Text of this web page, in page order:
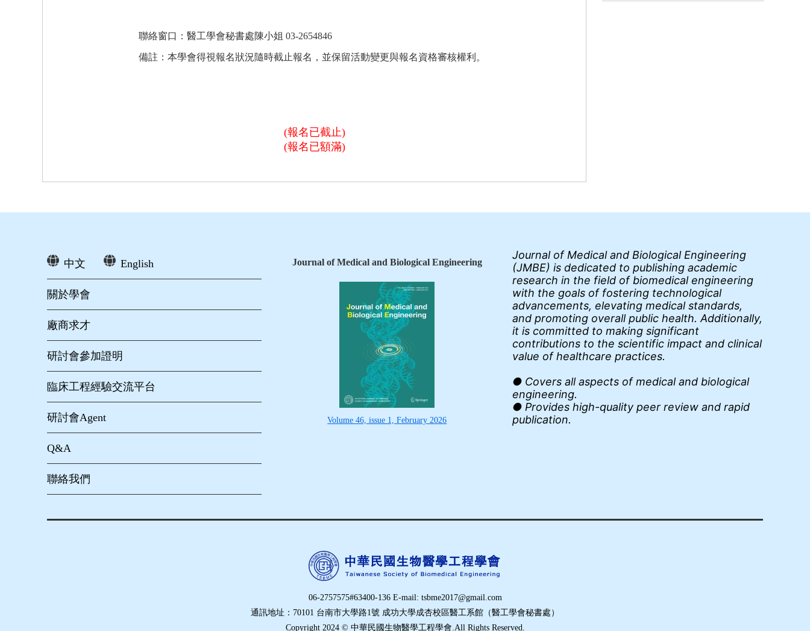
聯絡窗口：醫工學會秘書處陳小姐 03-2654846
備註：本學會得視報名狀況隨時截止報名，並保留活動變更與報名資格審核權利。
(報名已截止)
(報名已額滿)
中文 English
關於學會
廠商求才
研討會參加證明
臨床工程經驗交流平台
研討會Agent
Q&A
聯絡我們
Journal of Medical and Biological Engineering
Volume 46, issue 1, February 2026
Journal of Medical and Biological Engineering
(JMBE) is dedicated to publishing academic
research in the field of biomedical engineering
with the goals of fostering technological
advancements, elevating medical standards,
and promoting overall public health. Additionally,
it is committed to making significant
contributions to the scientific impact and clinical
value of healthcare practices.
● Covers all aspects of medical and biological
engineering.
● Provides high-quality peer review and rapid
publication.
06-2757575#63400-136 E-mail: tsbme2017@gmail.com
通訊地址：70101 台南市大學路1號 成功大學成杏校區醫工系館（醫工學會秘書處）
Copyright 2024 © 中華民國生物醫學工程學會.All Rights Reserved.